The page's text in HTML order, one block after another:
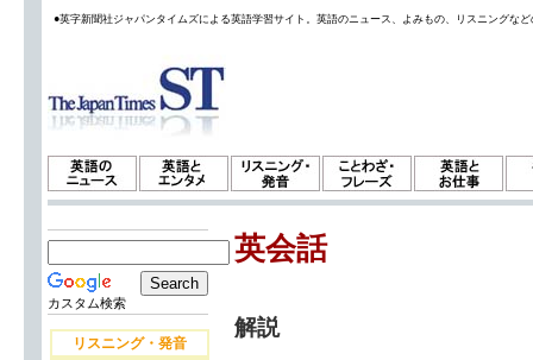
●英字新聞社ジャパンタイムズによる英語学習サイト。英語のニュース、よみもの、リスニングな
カスタム検索
リスニング・発音
英会話
解説